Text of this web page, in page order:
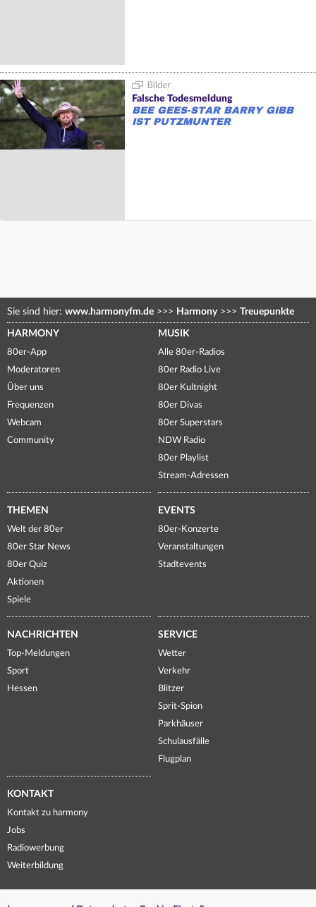
Falsche Todesmeldung
BEE GEES-STAR BARRY GIBB
IST PUTZMUNTER
Sie sind hier: www.harmonyfm.de >>> Harmony >>> Treuepunkte
HARMONY
80er-App
Moderatoren
Über uns
Frequenzen
Webcam
Community
MUSIK
Alle 80er-Radios
80er Radio Live
80er Kultnight
80er Divas
80er Superstars
NDW Radio
80er Playlist
Stream-Adressen
THEMEN
Welt der 80er
80er Star News
80er Quiz
Aktionen
Spiele
EVENTS
80er-Konzerte
Veranstaltungen
Stadtevents
NACHRICHTEN
Top-Meldungen
Sport
Hessen
SERVICE
Wetter
Verkehr
Blitzer
Sprit-Spion
Parkhäuser
Schulausfälle
Flugplan
KONTAKT
Kontakt zu harmony
Jobs
Radiowerbung
Weiterbildung